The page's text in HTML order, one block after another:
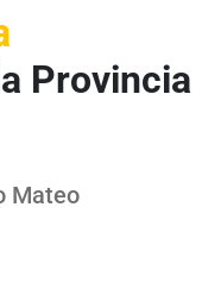
Provincia
Mateo